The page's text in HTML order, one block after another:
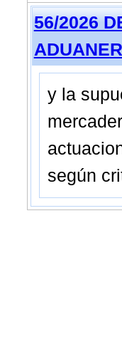
56/2026
y la
según